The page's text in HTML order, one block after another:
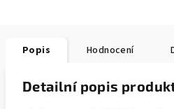
Popis Hodnocení
Detailní popis